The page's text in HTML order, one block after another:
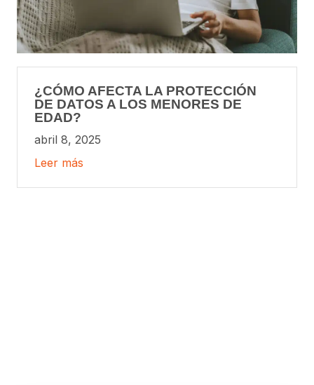
¿CÓMO AFECTA LA PROTECCIÓN
DE DATOS A LOS MENORES DE
EDAD?
abril 8, 2025
Leer más